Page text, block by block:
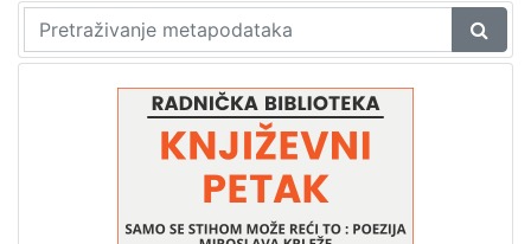
cjelina
Digitalizirana zagrebačka baština
Glasovi Književnog petka